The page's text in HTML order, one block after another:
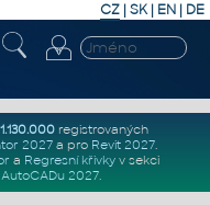
CZ | SK| EN | DE
1.130.000registrovaných
2027a pro Revit 2027.
a Regresní křivkyv sekci
2027.